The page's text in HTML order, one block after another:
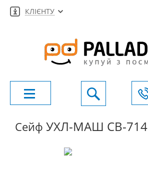
КЛІЄНТУ
Сейф УХЛ-МАШ СВ-714